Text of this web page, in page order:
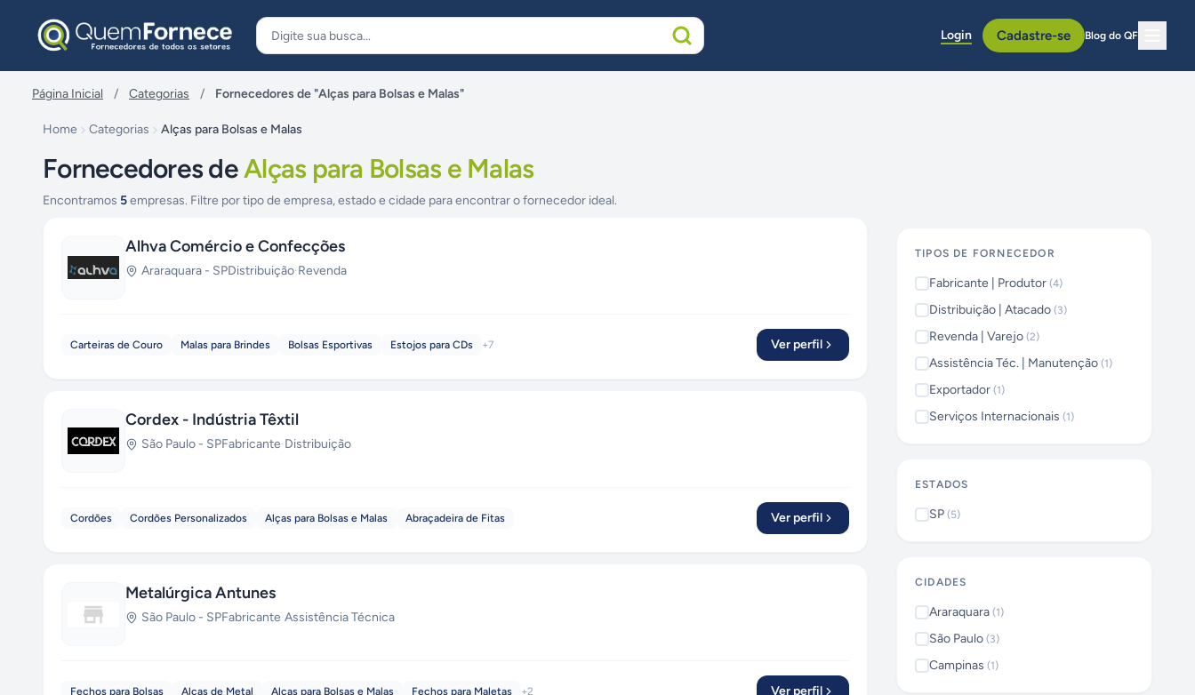
Login Cadastre-se Blog do QF
Página Inicial / Categorias / Fornecedores de "Alças para Bolsas e Malas"
Home Categorias Alças para Bolsas e Malas
Fornecedores deAlças para Bolsas e Malas
Encontramos 5empresas. Filtre por tipo de empresa, estado e cidade para encontrar o fornecedor ideal.
Alhva Comércio e Confecções
Araraquara - SPDistribuição·Revenda
Carteiras de Couro Malas para Brindes Bolsas Esportivas Estojos para CDs +7 Ver perfil
Cordex - Indústria Têxtil
São Paulo - SPFabricante·Distribuição
Cordões Cordões Personalizados Alças para Bolsas e Malas Abraçadeira de Fitas Ver perfil
Metalúrgica Antunes
São Paulo - SPFabricante·Assistência Técnica
Fechos para Bolsas Alças de Metal Alças para Bolsas e Malas Fechos para Maletas +2 Ver perfil
TIPOS DE FORNECEDOR
Fabricante | Produtor (4)
Distribuição | Atacado (3)
Revenda | Varejo (2)
Assistência Téc. | Manutenção (1)
Exportador (1)
Serviços Internacionais (1)
ESTADOS
SP (5)
CIDADES
Araraquara (1)
São Paulo (3)
Campinas (1)